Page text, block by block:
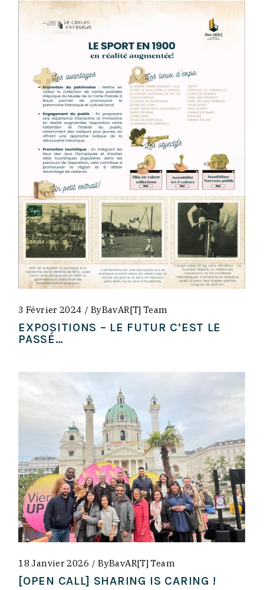
3 Février 2024 ByBavAR[t] Team
EXPOSITIONS – LE FUTUR C’EST LE
PASSÉ…
18 Janvier 2026 ByBavAR[t] Team
[OPEN CALL] SHARING IS CARING !